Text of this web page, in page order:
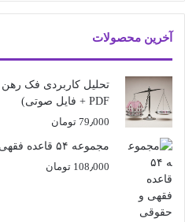
آخرین محصولات
تحلیل کاربردی فک
PDF + فایل صوتی)
79٫000 تومان
مجموعه ۵۴ قاعده فقهی و حقوقی کاربردی
108٫000 تومان